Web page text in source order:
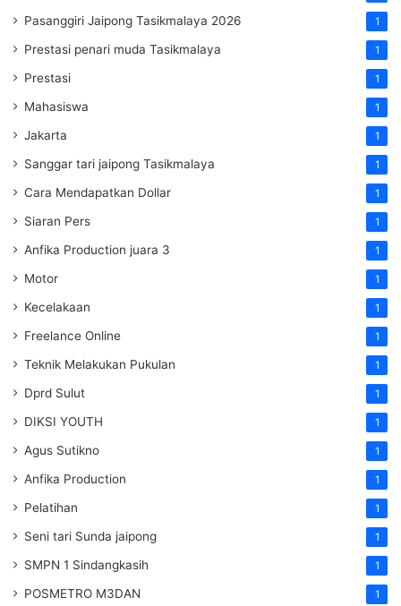
Pasanggiri Jaipong Tasikmalaya 2026 1
Prestasi penari muda Tasikmalaya 1
Prestasi 1
Mahasiswa 1
Jakarta 1
Sanggar tari jaipong Tasikmalaya 1
Cara Mendapatkan Dollar 1
Siaran Pers 1
Anfika Production juara 3 1
Motor 1
Kecelakaan 1
Freelance Online 1
Teknik Melakukan Pukulan 1
Dprd Sulut 1
DIKSI YOUTH 1
Agus Sutikno 1
Anfika Production 1
Pelatihan 1
Seni tari Sunda jaipong 1
SMPN 1 Sindangkasih 1
POSMETRO M3DAN 1